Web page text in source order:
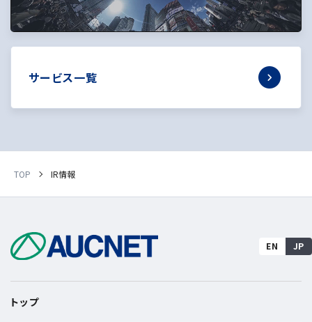
サービス一覧
TOP IR情報
EN JP
トップ